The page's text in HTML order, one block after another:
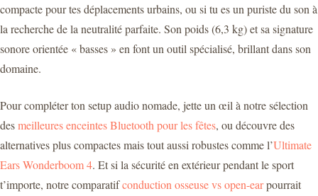
compacte pour tes déplacements urbains, ou si tu es un puriste du son à
la recherche de la neutralité parfaite. Son poids (6,3 kg) et sa signature
sonore orientée « basses » en font un outil spécialisé, brillant dans son
domaine.
Pour compléter ton setup audio nomade, jette un œil à notre sélection
desmeilleures enceintes Bluetooth pour les fêtes, ou découvre des
alternatives plus compactes mais tout aussi robustes comme l’Ultimate
Ears Wonderboom 4. Et si la sécurité en extérieur pendant le sport
t’importe, notre comparatifconduction osseuse vs open-earpourrait